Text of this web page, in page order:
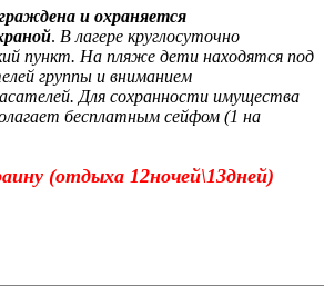
и охраняется
. В лагере круглосуточно
пункт. На пляже дети находятся под
группы и вниманием
Для сохранности имущества
бесплатным сейфом (1 на
(отдыха 12ночей\13дней)